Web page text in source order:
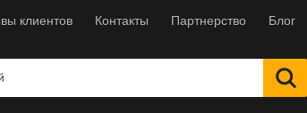
клиентов Контакты Партнерство Блог